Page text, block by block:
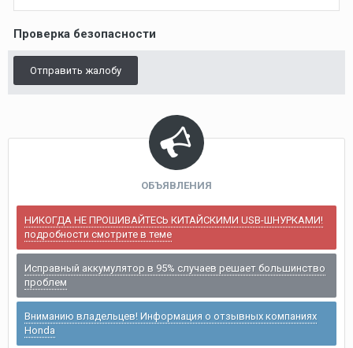
Проверка безопасности
Отправить жалобу
ОБЪЯВЛЕНИЯ
НИКОГДА НЕ ПРОШИВАЙТЕСЬ КИТАЙСКИМИ USB-ШНУРКАМИ!
подробности смотрите в теме
Исправный аккумулятор в 95% случаев решает большинство
проблем
Вниманию владельцев! Информация о отзывных компаниях
Honda